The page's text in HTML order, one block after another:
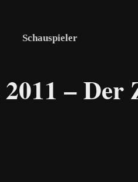
Schauspieler
–